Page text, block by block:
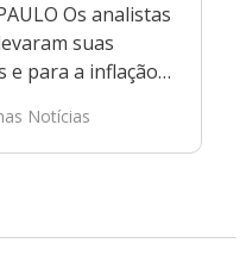
Os analistas
suas
e para a inflação…
Notícias